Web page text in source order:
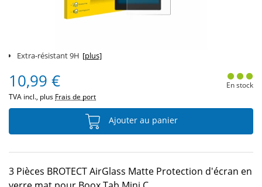
Extra-résistant 9H [plus]
10,99 €
TVA incl., plus Frais de port
En stock
Ajouter au panier
3 Pièces BROTECT AirGlass Matte Protection d'écran en